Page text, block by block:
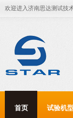
欢迎进入济南思达测试技
首页 试验机